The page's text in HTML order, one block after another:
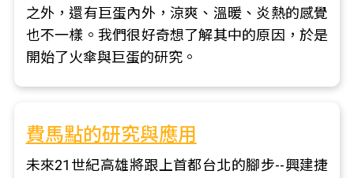
之外，還有巨蛋內外，涼爽、溫暖、炎熱的感覺
也不一樣。我們很好奇想了解其中的原因，於是
開始了火傘與巨蛋的研究。
費馬點的研究與應用
未來21世紀高雄將跟上首都台北的腳步--興建捷